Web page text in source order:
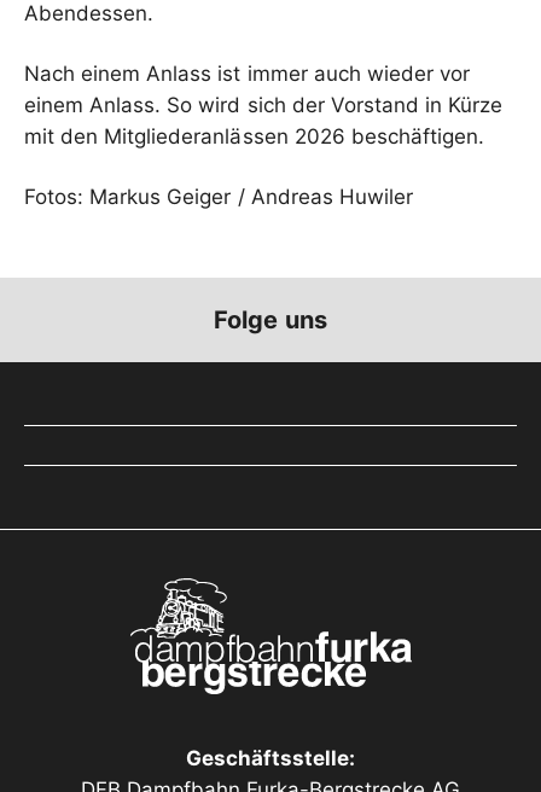
Abendessen.
Nach einem Anlass ist immer auch wieder vor
einem Anlass. So wird sich der Vorstand in Kürze
mit den Mitgliederanlässen 2026 beschäftigen.
Fotos: Markus Geiger / Andreas Huwiler
Folge uns
Geschäftsstelle: